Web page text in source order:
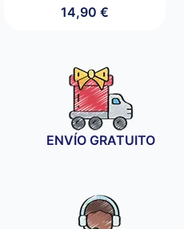
14,90€
ENVÍO GRATUITO